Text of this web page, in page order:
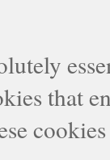
that